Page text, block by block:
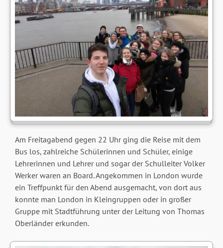
Am Freitagabend gegen 22 Uhr ging die Reise mit dem
Bus los, zahlreiche Schülerinnen und Schüler, einige
Lehrerinnen und Lehrer und sogar der Schulleiter Volker
Werker waren an Board. Angekommen in London wurde
ein Treffpunkt für den Abend ausgemacht, von dort aus
konnte man London in Kleingruppen oder in großer
Gruppe mit Stadtführung unter der Leitung von Thomas
Oberländer erkunden.